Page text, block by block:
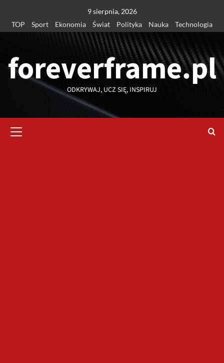
treści
9 sierpnia, 2026
TOP
Sport Ekonomia Świat Polityka Nauka Technologia
foreverframe.pl
ODKRYWAJ, UCZ SIĘ, INSPIRUJ
główne